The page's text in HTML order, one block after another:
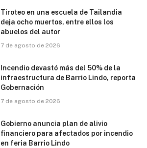
Tiroteo en una escuela de Tailandia
deja ocho muertos, entre ellos los
abuelos del autor
7 de agosto de 2026
Incendio devastó más del 50% de la
infraestructura de Barrio Lindo, reporta
Gobernación
7 de agosto de 2026
Gobierno anuncia plan de alivio
financiero para afectados por incendio
en feria Barrio Lindo